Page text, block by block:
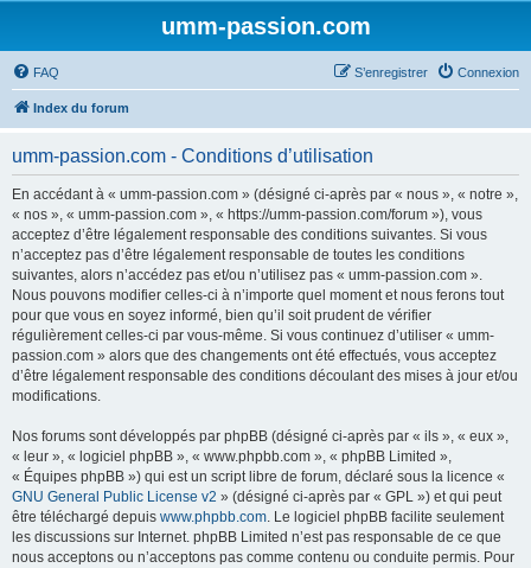
umm-passion.com
FAQ Connexion
S’enregistrer
Index du forum
umm-passion.com - Conditions d’utilisation
En accédant à « umm-passion.com » (désigné ci-après par « nous », « notre »,
« nos », « umm-passion.com », « https://umm-passion.com/forum »), vous
acceptez d’être légalement responsable des conditions suivantes. Si vous
n’acceptez pas d’être légalement responsable de toutes les conditions
suivantes, alors n’accédez pas et/ou n’utilisez pas « umm-passion.com ».
Nous pouvons modifier celles-ci à n’importe quel moment et nous ferons tout
pour que vous en soyez informé, bien qu’il soit prudent de vérifier
régulièrement celles-ci par vous-même. Si vous continuez d’utiliser « umm-
passion.com » alors que des changements ont été effectués, vous acceptez
d’être légalement responsable des conditions découlant des mises à jour et/ou
modifications.
Nos forums sont développés par phpBB (désigné ci-après par « ils », « eux »,
« leur », « logiciel phpBB », « www.phpbb.com », « phpBB Limited »,
« Équipes phpBB ») qui est un script libre de forum, déclaré sous la licence «
GNU General Public License v2 » (désigné ci-après par « GPL ») et qui peut
être téléchargé depuis www.phpbb.com. Le logiciel phpBB facilite seulement
les discussions sur Internet. phpBB Limited n’est pas responsable de ce que
nous acceptons ou n’acceptons pas comme contenu ou conduite permis. Pour